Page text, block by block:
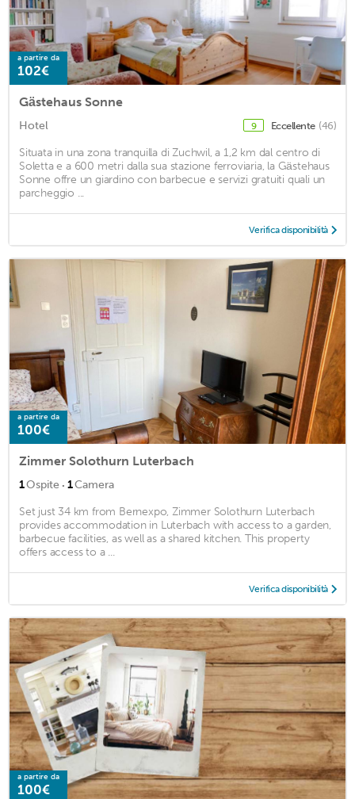
a partire da
102€
Gästehaus Sonne
Hotel 9 Eccellente (46)
Situata in una zona tranquilla di Zuchwil, a 1,2 km dal centro di
Soletta e a 600 metri dalla sua stazione ferroviaria, la Gästehaus
Sonne offre un giardino con barbecue e servizi gratuiti quali un
parcheggio ...
Verifica disponibilità
a partire da
100€
Zimmer Solothurn Luterbach
1Ospite · 1Camera
Set just 34 km from Bernexpo, Zimmer Solothurn Luterbach
provides accommodation in Luterbach with access to a garden,
barbecue facilities, as well as a shared kitchen. This property
offers access to a ...
Verifica disponibilità
a partire da
100€